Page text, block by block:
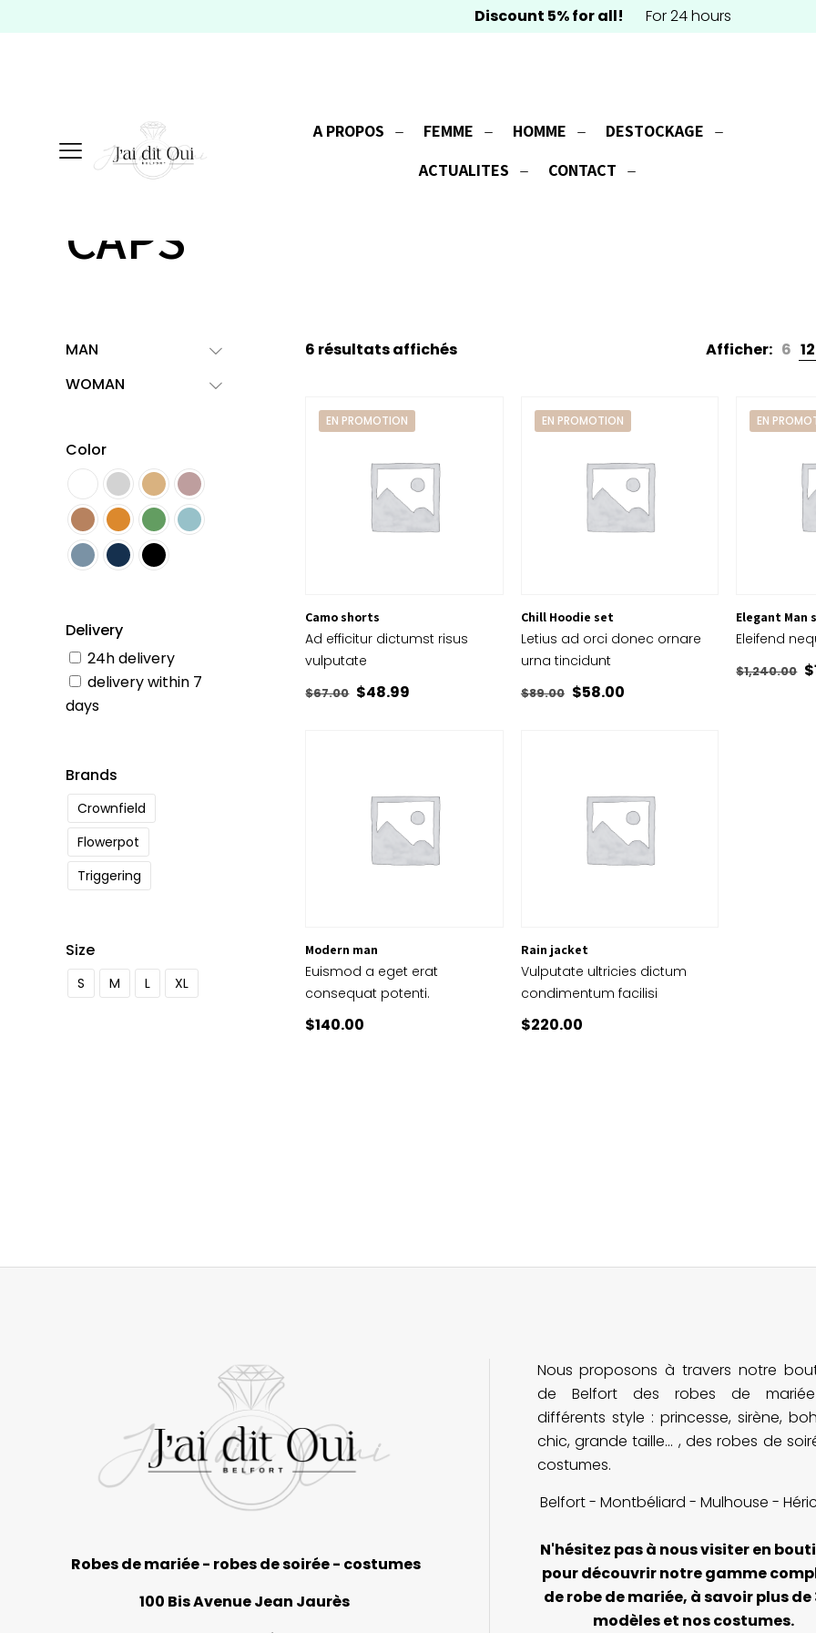
Discount 5% for all! For 24 hours
A PROPOS FEMME HOMME
DESTOCKAGE
ACTUALITES
CONTACT
CAPS
MAN
WOMAN
Color
Delivery
24h delivery
delivery within 7
days
Brands
Crownfield
Flowerpot
Triggering
Size
S M L XL
6 résultats affichés Afficher: 6 12
EN PROMOTION
Camo shorts
Ad efficitur dictumst risus
vulputate
$67.00 Le
$48.99
EN PROMOTION
Chill Hoodie set
Letius ad orci donec ornare
urna tincidunt
$89.00 Le
$58.00Le
EN
Elegant Man
Eleifend
$1,240.00 $
Modern man
Euismod a eget erat
consequat potenti.
$140.00
Rain jacket
Vulputate ultricies dictum
condimentum facilisi
$220.00
Robes de mariée - robes de soirée - costumes
100 Bis Avenue Jean Jaurès
Nous proposons à travers notre
de Belfort des robes de
différents style : princesse, sirène,
chic, grande taille... , des robes de
costumes.
Belfort - Montbéliard - Mulhouse -
N'hésitez pas à nous visiter en
pour découvrir notre gamme
de robe de mariée, à savoir plus de
modèles et nos costumes.